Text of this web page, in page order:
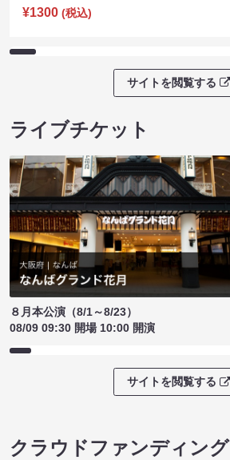
¥1300 (税込)
サイトを閲覧する
ライブチケット
８月本公演（8/1～8/23）
08/09 09:30 開場 10:00 開演
サイトを閲覧する
クラウドファンディング